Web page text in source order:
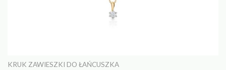
KRUK ZAWIESZKI DO ŁAŃCUSZKA